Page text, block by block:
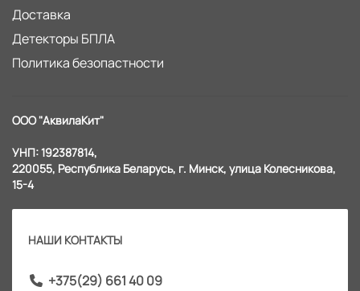
Доставка
Детекторы БПЛА
Политика безопастности
ООО "АквилаКит"
УНП: 192387814,
220055, Республика Беларусь, г. Минск, улица Колесникова,
15-4
НАШИ КОНТАКТЫ
+375(29) 661 40 09